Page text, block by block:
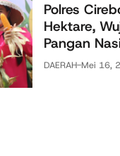
Polres
Hektare,
Pangan
DAERAH-Mei 16,